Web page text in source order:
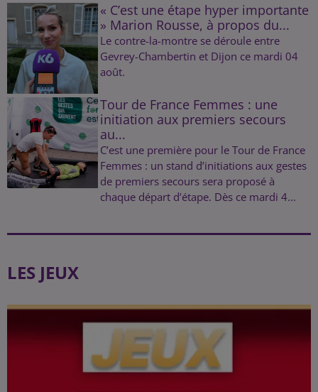
« C’est une étape hyper importante
» Marion Rousse, à propos du...
Le contre-la-montre se déroule entre
Gevrey-Chambertin et Dijon ce mardi 04
août.
Tour de France Femmes : une
initiation aux premiers secours
au...
C’est une première pour le Tour de France
Femmes : un stand d’initiations aux gestes
de premiers secours sera proposé à
chaque départ d’étape. Dès ce mardi 4...
LES JEUX